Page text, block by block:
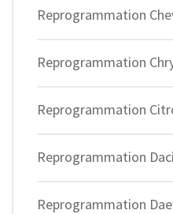
Reprogrammation
Reprogrammation
Reprogrammation
Reprogrammation
Reprogrammation